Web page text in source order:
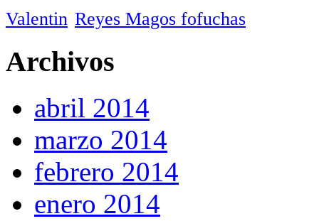
Valentin Reyes Magos fofuchas
Archivos
abril 2014
marzo 2014
febrero 2014
enero 2014